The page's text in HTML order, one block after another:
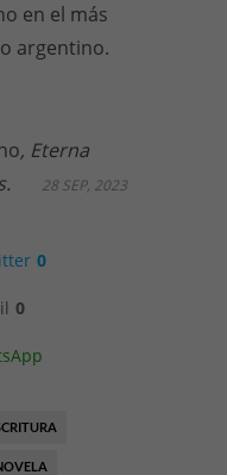
en el más
argentino.
, Eterna
0
0
28 SEP, 2023